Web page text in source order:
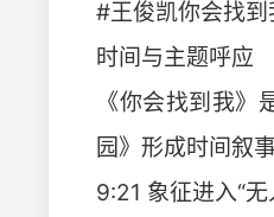
#王俊凯你会找
时间与主题呼应
《你会找到我
园》形成时间叙事
9:21 象征进入“无